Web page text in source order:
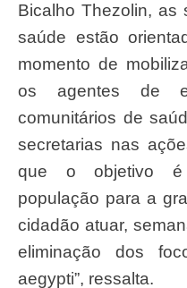
Bicalho Thezolin, as
saúde estão
momento de
os agentes de
comunitários de
secretarias nas
que o objetivo é
população para a
cidadão atuar,
eliminação dos
aegypti”, ressalta.